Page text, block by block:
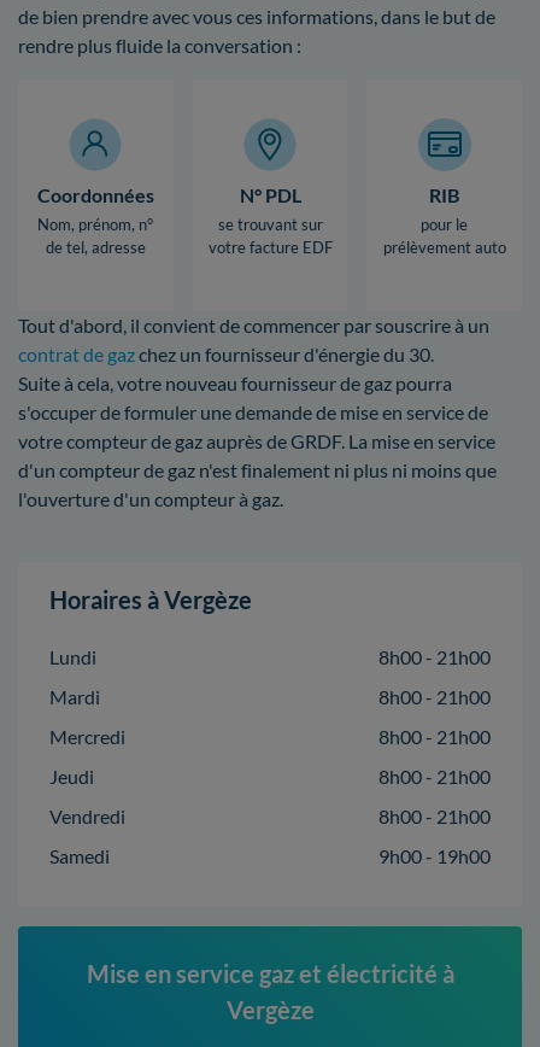
de bien prendre avec vous ces informations, dans le but de
rendre plus fluide la conversation :
Coordonnées
Nom, prénom, n°
de tel, adresse
N° PDL
se trouvant sur
votre facture EDF
RIB
pour le
prélèvement auto
Tout d'abord, il convient de commencer par souscrire à un
contrat de gazchez un fournisseur d'énergie du 30.
Suite à cela, votre nouveau fournisseur de gaz pourra
s'occuper de formuler une demande de mise en service de
votre compteur de gaz auprès de GRDF. La mise en service
d'un compteur de gaz n'est finalement ni plus ni moins que
l'ouverture d'un compteur à gaz.
Horaires à Vergèze
Lundi
8h00 - 21h00
Mardi
8h00 - 21h00
Mercredi
8h00 - 21h00
Jeudi
8h00 - 21h00
Vendredi
8h00 - 21h00
Samedi
9h00 - 19h00
Mise en service gaz et électricité à
Vergèze